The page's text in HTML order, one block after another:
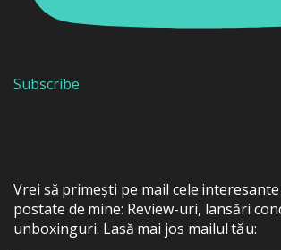
Subscribe
Vrei să primești pe mail cele
postate de mine: Review-uri, lansări
unboxinguri. Lasă mai jos mailul tău: